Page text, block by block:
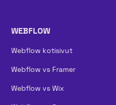
WEBFLOW
Webflow kotisivut
Webflow vs Framer
Webflow vs Wix